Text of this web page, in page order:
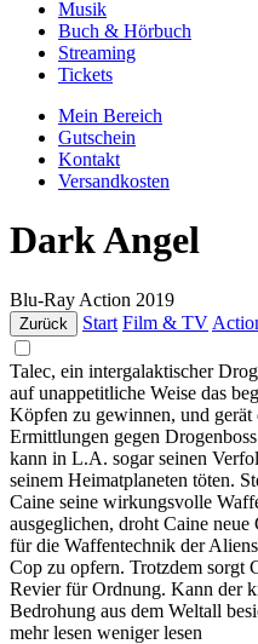
Musik
Buch & Hörbuch
Streaming
Tickets
Mein Bereich
Gutschein
Kontakt
Versandkosten
Dark Angel
Blu-Ray Action 2019
Zurück Start Film & TV
Talec, ein intergalaktischer
auf unappetitliche Weise das
Köpfen zu gewinnen, und
Ermittlungen gegen
kann in L.A. sogar seinen
seinem Heimatplaneten töten.
Caine seine wirkungsvolle
ausgeglichen, droht Caine
für die Waffentechnik der
Cop zu opfern. Trotzdem sorgt
Revier für Ordnung. Kann der
Bedrohung aus dem Weltall
mehr lesen weniger lesen